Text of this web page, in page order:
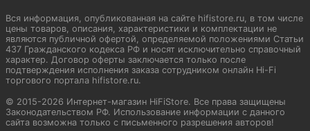
Вся информация, опубликованная на сайте hifistore.ru, в том числе
цены товаров, описания, характеристики и комплектации не
являются публичной офертой, определяемой положениями Статьи
437 Гражданского кодекса РФ и носят исключительно справочный
характер. Договор оферты заключается только после
подтверждения исполнения заказа сотрудником онлайн Hi-Fi
торгового портала hifistore.ru.
© 2015-2026 Интернет-магазин HiFiStore. Все права защищены
Законодательством РФ. Использование информации с данного
сайта возможна только с письменного разрешения авторов!